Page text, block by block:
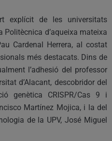
explícit de les universitats
Politècnica d’aqueixa mateixa
Cardenal Herrera, al costat
més destacats. Dins de
l’adhesió del professor
d’Alacant, descobridor del
genètica CRISPR/Cas 9 i
Martínez Mojica, i la del
de la UPV, José Miguel